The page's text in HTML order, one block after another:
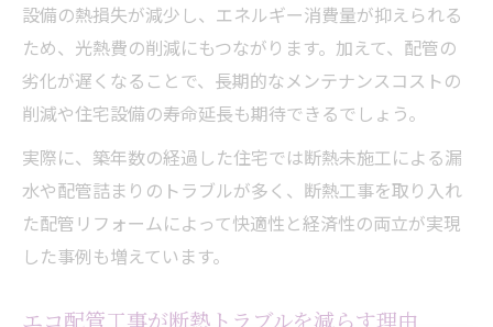
設備の熱損失が減少し、エネルギー消費量が抑えられる
ため、光熱費の削減にもつながります。加えて、配管の
劣化が遅くなることで、長期的なメンテナンスコストの
削減や住宅設備の寿命延長も期待できるでしょう。
実際に、築年数の経過した住宅では断熱未施工による漏
水や配管詰まりのトラブルが多く、断熱工事を取り入れ
た配管リフォームによって快適性と経済性の両立が実現
した事例も増えています。
エコ配管工事が断熱トラブルを減らす理由